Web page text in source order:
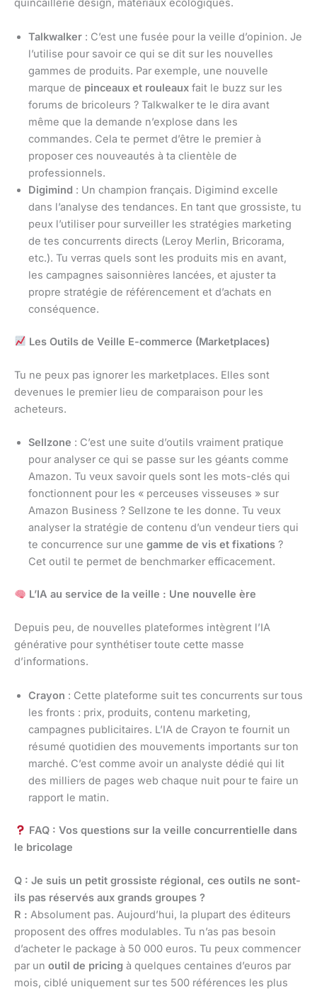
quincaillerie design, matériaux écologiques.
Talkwalker : C’est une fusée pour la veille d’opinion. Je
l’utilise pour savoir ce qui se dit sur les nouvelles
gammes de produits. Par exemple, une nouvelle
marque de pinceaux et rouleaux fait le buzz sur les
forums de bricoleurs ? Talkwalker te le dira avant
même que la demande n’explose dans les
commandes. Cela te permet d’être le premier à
proposer ces nouveautés à ta clientèle de
professionnels.
Digimind : Un champion français. Digimind excelle
dans l’analyse des tendances. En tant que grossiste, tu
peux l’utiliser pour surveiller les stratégies marketing
de tes concurrents directs (Leroy Merlin, Bricorama,
etc.). Tu verras quels sont les produits mis en avant,
les campagnes saisonnières lancées, et ajuster ta
propre stratégie de référencement et d’achats en
conséquence.
Les Outils de Veille E-commerce (Marketplaces)
Tu ne peux pas ignorer les marketplaces. Elles sont
devenues le premier lieu de comparaison pour les
acheteurs.
Sellzone : C’est une suite d’outils vraiment pratique
pour analyser ce qui se passe sur les géants comme
Amazon. Tu veux savoir quels sont les mots-clés qui
fonctionnent pour les « perceuses visseuses » sur
Amazon Business ? Sellzone te les donne. Tu veux
analyser la stratégie de contenu d’un vendeur tiers qui
te concurrence sur une gamme de vis et fixations ?
Cet outil te permet de benchmarker efficacement.
L’IA au service de la veille : Une nouvelle ère
Depuis peu, de nouvelles plateformes intègrent l’IA
générative pour synthétiser toute cette masse
d’informations.
Crayon : Cette plateforme suit tes concurrents sur tous
les fronts : prix, produits, contenu marketing,
campagnes publicitaires. L’IA de Crayon te fournit un
résumé quotidien des mouvements importants sur ton
marché. C’est comme avoir un analyste dédié qui lit
des milliers de pages web chaque nuit pour te faire un
rapport le matin.
FAQ : Vos questions sur la veille concurrentielle dans
le bricolage
Q : Je suis un petit grossiste régional, ces outils ne sont-
ils pas réservés aux grands groupes ?
R : Absolument pas. Aujourd’hui, la plupart des éditeurs
proposent des offres modulables. Tu n’as pas besoin
d’acheter le package à 50 000 euros. Tu peux commencer
par un outil de pricing à quelques centaines d’euros par
mois, ciblé uniquement sur tes 500 références les plus